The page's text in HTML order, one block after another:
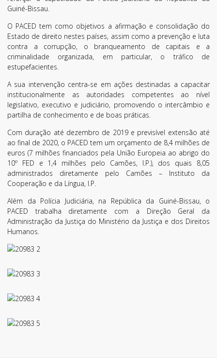
Guiné-Bissau.
O PACED tem como objetivos a afirmação e consolidação do
Estado de direito nestes países, assim como a prevenção e luta
contra a corrupção, o branqueamento de capitais e a
criminalidade organizada, em particular, o tráfico de
estupefacientes.
A sua intervenção centra-se em ações destinadas a capacitar
institucionalmente as autoridades competentes ao nível
legislativo, executivo e judiciário, promovendo o intercâmbio e
partilha de conhecimento e de boas práticas.
Com duração até dezembro de 2019 e previsível extensão até
ao final de 2020, o PACED tem um orçamento de 8,4 milhões de
euros (7 milhões financiados pela União Europeia ao abrigo do
10º FED e 1,4 milhões pelo Camões, I.P.), dos quais 8,05
administrados diretamente pelo Camões – Instituto da
Cooperação e da Língua, I.P.
Além da Polícia Judiciária, na República da Guiné-Bissau, o
PACED trabalha diretamente com a Direção Geral da
Administração da Justiça do Ministério da Justiça e dos Direitos
Humanos.
Newsletter!
Fique sempre a par de todas as novidades!
Li e aceito os Termos de Utilização
SUBSCREVER